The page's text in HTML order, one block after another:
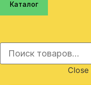
Каталог